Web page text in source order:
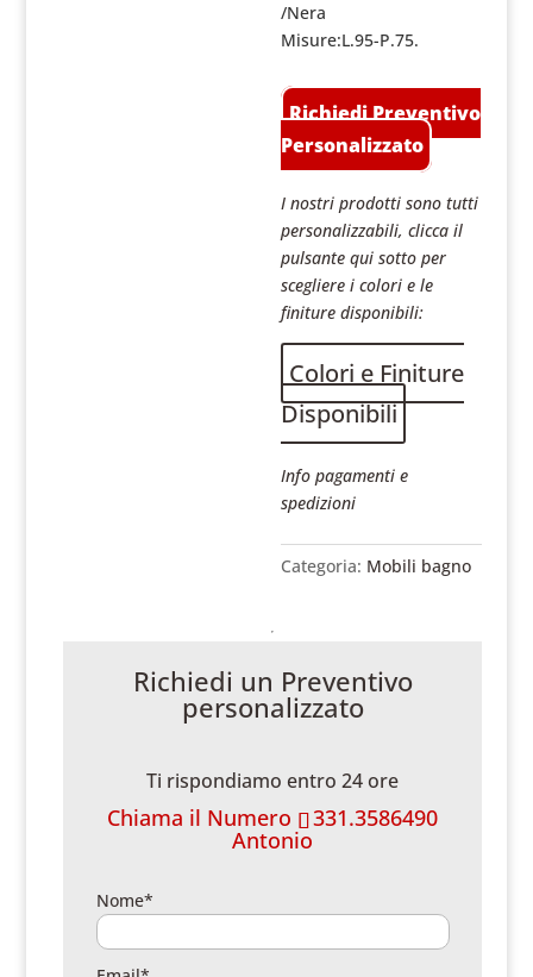
/Nera
Misure:L.95-P.75.
Richiedi Preventivo
Personalizzato
I nostri prodotti sono tutti
personalizzabili, clicca il
pulsante qui sotto per
scegliere i colori e le
finiture disponibili:
Colori e Finiture
Disponibili
Info pagamenti e
spedizioni
Categoria: Mobili bagno
Richiedi un Preventivo
personalizzato
Ti rispondiamo entro 24 ore
Chiama il Numero 331.3586490
Antonio
Nome*